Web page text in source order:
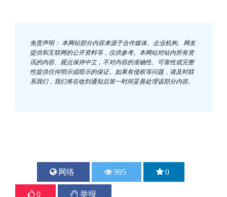
免责声明： 本网站部分内容来源于合作媒体、企业机构、网友
提供和互联网的公开资料等，仅供参考。本网站对站内所有资
讯的内容、观点保持中立，不对内容的准确性、可靠性或完整
性提供任何明示或暗示的保证。如果有侵权等问题，请及时联
系我们，我们将在收到通知后第一时间妥善处理该部分内容。
网络 995 0
0 举报